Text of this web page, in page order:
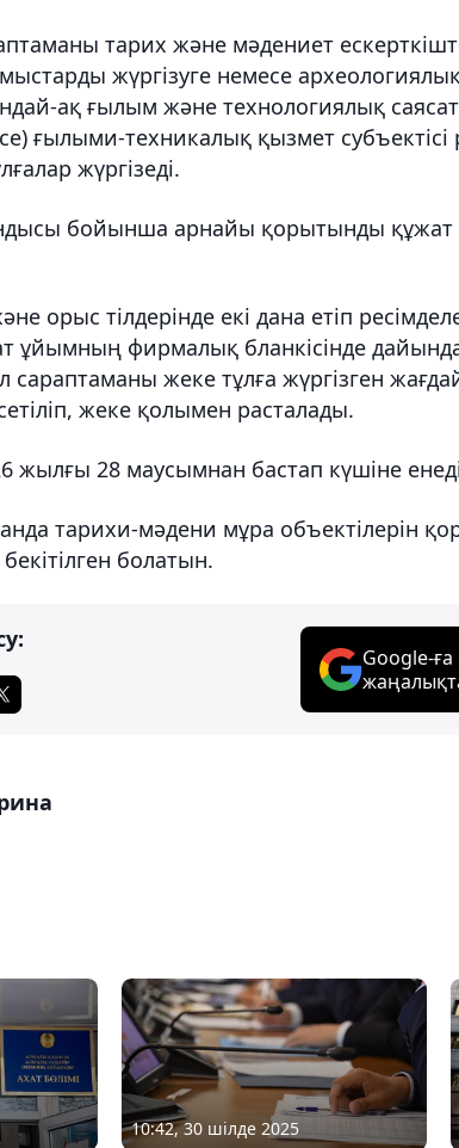
тарих және мәдениет
жүргізуге немесе
ақ ғылым және технологиялық
ғылыми-техникалық қызмет субъектісі
жүргізеді.
бойынша арнайы қорытынды құжат
орыс тілдерінде екі дана етіп
ұйымның фирмалық бланкісінде
жеке тұлға жүргізген
жеке қолымен расталады.
жылғы 28 маусымнан бастап күшіне
тарихи-мәдени мұра объектілерін
болатын.
Google-
10:42, 30 шілде 2025